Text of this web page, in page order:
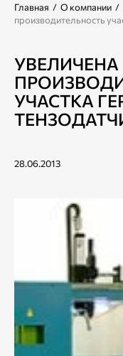
Главная / О компании /
производительность
УВЕЛИЧЕНА
УЧАСТКА
28.06.2013